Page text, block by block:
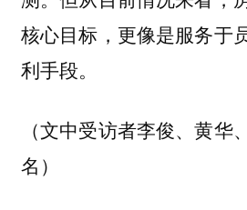
核心目标，更像是服务于
利手段。
（文中受访者李俊、黄华
名）